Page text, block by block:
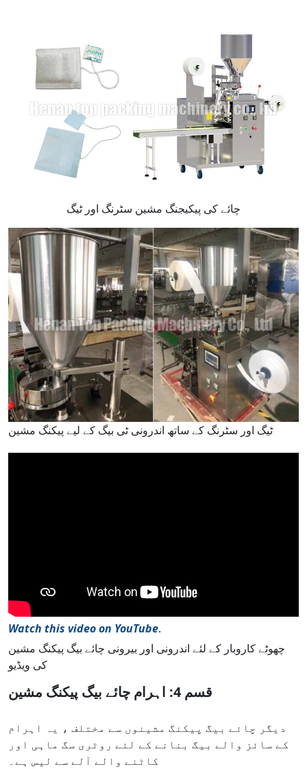
چائے کی پیکیجنگ مشین سٹرنگ اور ٹیگ
ٹیگ اور سٹرنگ کے ساتھ اندرونی ٹی بیگ کے لیے پیکنگ مشین
Watch this video on YouTube.
چھوٹے کاروبار کے لئے اندرونی اور بیرونی چائے بیگ پیکنگ مشین
کی ویڈیو
قسم 4: اہرام چائے بیگ پیکنگ مشین
دیگر چائے بیگ پیکنگ مشینوں سے مختلف ، یہ اہرام
کے سائز والے بیگ بنانے کے لئے روٹری سگ ماہی اور
کاٹنے والے آلے سے لیس ہے۔